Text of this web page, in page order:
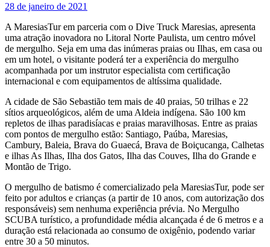
28 de janeiro de 2021
A MaresiasTur em parceria com o Dive Truck Maresias, apresenta
uma atração inovadora no Litoral Norte Paulista, um centro móvel
de mergulho. Seja em uma das inúmeras praias ou Ilhas, em casa ou
em um hotel, o visitante poderá ter a experiência do mergulho
acompanhada por um instrutor especialista com certificação
internacional e com equipamentos de altíssima qualidade.
A cidade de São Sebastião tem mais de 40 praias, 50 trilhas e 22
sítios arqueológicos, além de uma Aldeia indígena. São 100 km
repletos de ilhas paradisíacas e praias maravilhosas. Entre as praias
com pontos de mergulho estão: Santiago, Paúba, Maresias,
Cambury, Baleia, Brava do Guaecá, Brava de Boiçucanga, Calhetas
e ilhas As Ilhas, Ilha dos Gatos, Ilha das Couves, Ilha do Grande e
Montão de Trigo.
O mergulho de batismo é comercializado pela MaresiasTur, pode ser
feito por adultos e crianças (a partir de 10 anos, com autorização dos
responsáveis) sem nenhuma experiência prévia. No Mergulho
SCUBA turístico, a profundidade média alcançada é de 6 metros e a
duração está relacionada ao consumo de oxigênio, podendo variar
entre 30 a 50 minutos.